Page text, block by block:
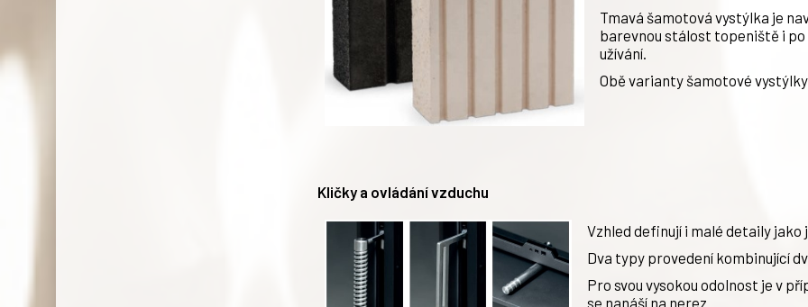
Tmavá šamotová vystýlka je
barevnou stálost topeniště i po
užívání.
Obě varianty šamotové
Kličky a ovládání vzduchu
Vzhled definují i malé detaily jako
Dva typy provedení kombinující
Pro svou vysokou odolnost je v
se nanáší na nerez.